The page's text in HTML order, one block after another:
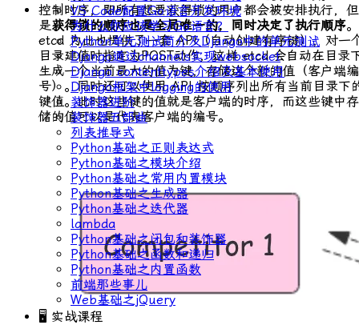
VS Code配置Go语言开发环境
为什么你应该学习Go语言？
Python单元测试简介及Django中的单元测试
Django通过channels实现websocket
Django contenttypes介绍及基本使用
Django框架中logging的使用
装饰器进阶
装饰器五部曲
列表推导式
Python基础之正则表达式
Python基础之模块介绍
Python基础之常用内置模块
Python基础之生成器
Python基础之迭代器
lambda
Python基础之闭包和装饰器
Python基础之函数和递归
Python基础之内置函数
前端那些事儿
Web基础之jQuery
🖥 实战课程
控制时序，即所有想要获得锁的用户都会被安排执行，但
是获得锁的顺序也是全局唯一的，同时决定了执行顺序。
etcd 为此也提供了一套 API（自动创建有序键），对一
目录建值时指定为POST动作，这样 etcd 会自动在目录
生成一个当前最大的值为键，存储这个新的值（客户端编
号）。同时还可以使用 API 按顺序列出所有当前目录下
键值。此时这些键的值就是客户端的时序，而这些键中存
储的值可以是代表客户端的编号。